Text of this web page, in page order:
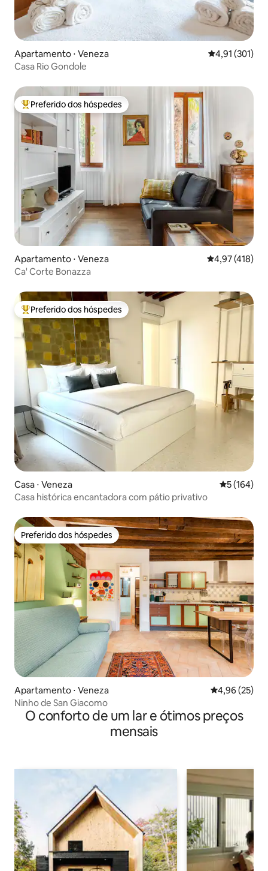
Apartamento ⋅ Veneza 4,91 de uma
4,91 (301)
Casa Rio Gondole
Entre os melhores preferidos dos hóspedes
Preferido dos hóspedes
Apartamento ⋅ Veneza 4,97 de uma
4,97 (418)
Ca' Corte Bonazza
Entre os melhores preferidos dos hóspedes
Preferido dos hóspedes
Casa ⋅ Veneza 5 de uma
5 (164)
Casa histórica encantadora com pátio privativo
Preferido dos hóspedes
Preferido dos hóspedes
Apartamento ⋅ Veneza 4,96 de uma
4,96 (25)
Ninho de San Giacomo
O conforto de um lar e ótimos preços
mensais